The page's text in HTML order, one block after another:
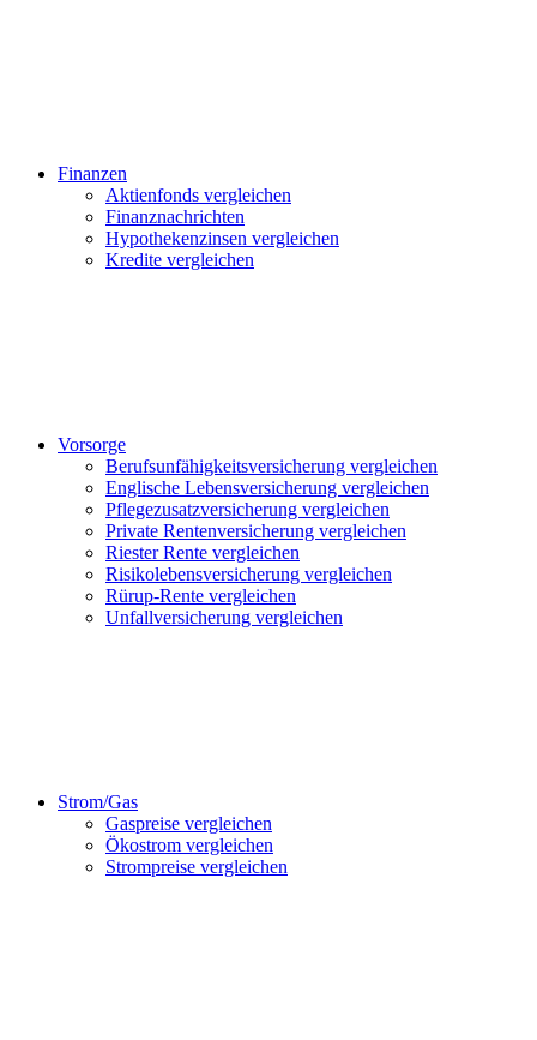
Finanzen
Aktienfonds vergleichen
Finanznachrichten
Hypothekenzinsen vergleichen
Kredite vergleichen
Vorsorge
Berufsunfähigkeitsversicherung vergleichen
Englische Lebensversicherung vergleichen
Pflegezusatzversicherung vergleichen
Private Rentenversicherung vergleichen
Riester Rente vergleichen
Risikolebensversicherung vergleichen
Rürup-Rente vergleichen
Unfallversicherung vergleichen
Strom/Gas
Gaspreise vergleichen
Ökostrom vergleichen
Strompreise vergleichen